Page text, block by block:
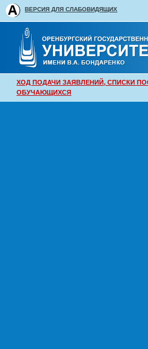
ВЕРСИЯ ДЛЯ СЛАБОВИДЯЩИХ
ХОД ПОДАЧИ ЗАЯВЛЕНИЙ, СПИСКИ
ОБУЧАЮЩИХСЯ